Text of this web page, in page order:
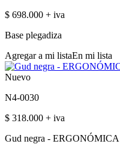
$ 698.000 + iva
Base plegadiza
Agregar a mi listaEn mi lista
Nuevo
N4-0030
$ 318.000 + iva
Gud negra - ERGONÓMICA